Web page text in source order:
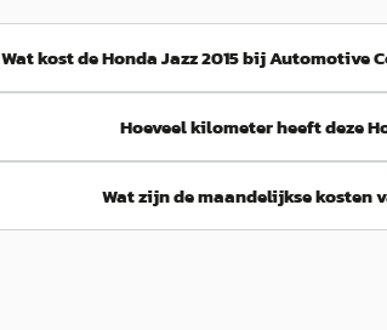
Wat kost de Honda Jazz 2015 bij Automotive
Hoeveel kilometer heeft deze
Wat zijn de maandelijkse kosten